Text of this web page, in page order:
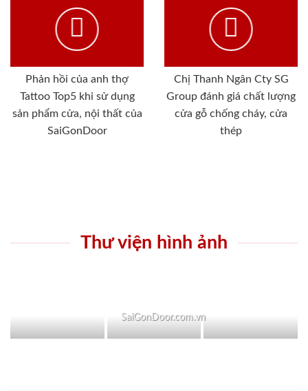
Phản hồi của anh thợ
Tattoo Top5 khi sử dụng
sản phẩm cửa, nội thất của
SaiGonDoor
Chị Thanh Ngân Cty SG
Group đánh giá chất lượng
cửa gỗ chống cháy, cửa
thép
Thư viện hình ảnh
SaiGonDoor.com.vn